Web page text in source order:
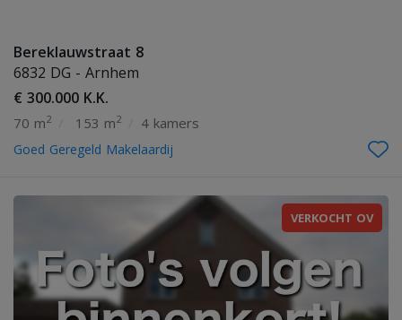
Bereklauwstraat 8
6832 DG - Arnhem
€ 300.000 K.K.
70 m 2 153 m 2 4 kamers
Goed Geregeld Makelaardij
VERKOCHT OV